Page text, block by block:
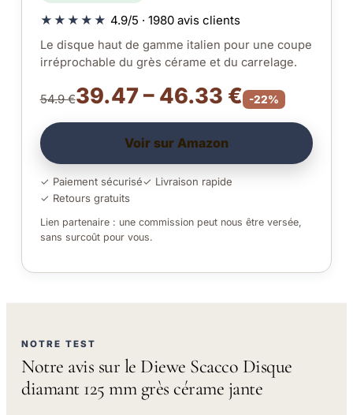
★★★★★ 4.9/5 · 1980 avis clients
Le disque haut de gamme italien pour une coupe
irréprochable du grès cérame et du carrelage.
54.9 €39.47 – 46.33 € -22%
Voir sur Amazon
✓ Paiement sécurisé✓ Livraison rapide
✓ Retours gratuits
Lien partenaire : une commission peut nous être versée,
sans surcoût pour vous.
NOTRE TEST
Notre avis sur le Diewe Scacco Disque
diamant 125 mm grès cérame jante